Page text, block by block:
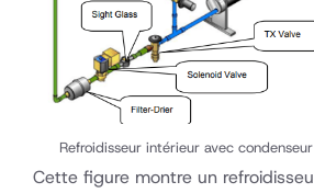
Refroidisseur intérieur avec
Cette figure montre un